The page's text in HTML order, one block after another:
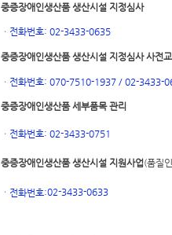
중증장애인생산품 생산시설 지정심사
ㆍ 전화번호: 02-3433-0635
중증장애인생산품 생산시설 지정심사 사전
ㆍ 전화번호: 070-7510-1937 / 02-3433-
중증장애인생산품 세부품목 관리
ㆍ 전화번호: 02-3433-0751
중증장애인생산품 생산시설 지원사업(품질
ㆍ 전화번호:02-3433-0633